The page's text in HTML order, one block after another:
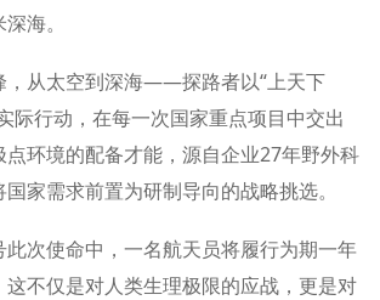
海。
从太空到深海——探路者以“上天下
际行动，在每一次国家重点项目中交出
环境的配备才能，源自企业27年野外科
家需求前置为研制导向的战略挑选。
次使命中，一名航天员将履行为期一年
这不仅是对人类生理极限的应战，更是对